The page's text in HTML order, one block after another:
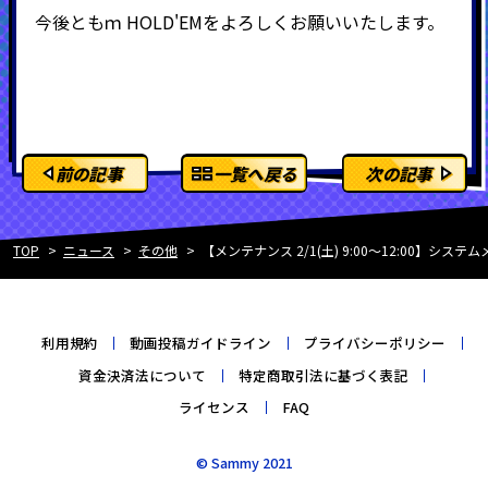
今後ともｍ HOLD'EMをよろしくお願いいたします。
前の記事 一覧へ戻る 次の記事
TOP ニュース その他 【メンテナンス 2/1(土) 9:00～12:00】システ
© Sammy 2021
利用規約 動画投稿ガイドライン
プライバシーポリシー
資金決済法について
特定商取引法に基づく表記
ライセンス
FAQ